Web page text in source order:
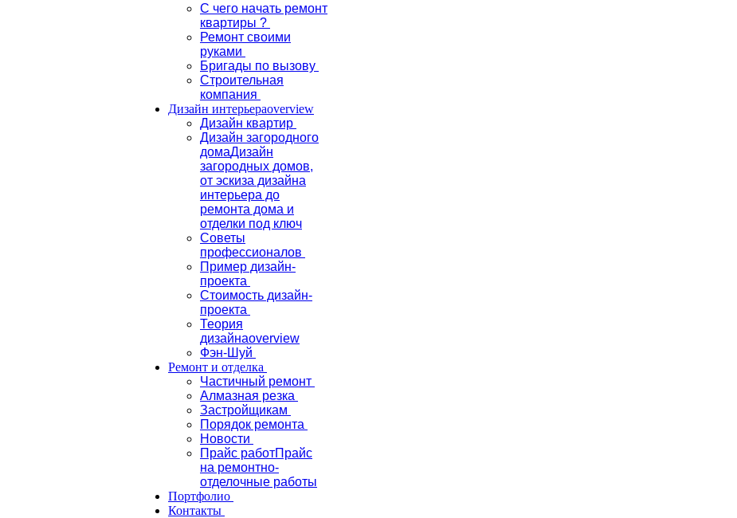
С чего начать ремонт
квартиры ?
Ремонт своими
руками
Бригады по вызову
Строительная
компания
Дизайн интерьераoverview
Дизайн квартир
Дизайн загородного
домаДизайн
загородных домов,
от эскиза дизайна
интерьера до
ремонта дома и
отделки под ключ
Советы
профессионалов
Пример дизайн-
проекта
Стоимость дизайн-
проекта
Теория
дизайнаoverview
Фэн-Шуй
Ремонт и отделка
Частичный ремонт
Алмазная резка
Застройщикам
Порядок ремонта
Новости
Прайс работПрайс
на ремонтно-
отделочные работы
Портфолио
Контакты